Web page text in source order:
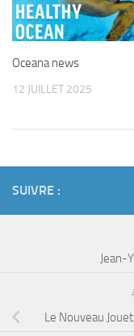
Oceana news
12 JUILLET 2025
SUIVRE :
Jean-
Le Nouveau